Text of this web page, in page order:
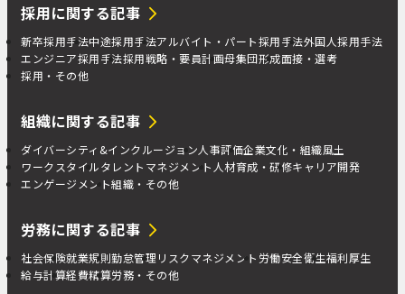
採用に関する記事
新卒採用手法中途採用手法アルバイト・パート採用手法外国人採用手法
エンジニア採用手法採用戦略・要員計画母集団形成面接・選考
採用・その他
組織に関する記事
ダイバーシティ&インクルージョン人事評価企業文化・組織風土
ワークスタイルタレントマネジメント 人材育成・研修キャリア開発
エンゲージメント組織・その他
労務に関する記事
社会保険就業規則勤怠管理 リスクマネジメント 労働安全衛生福利厚生
給与計算経費精算労務・その他